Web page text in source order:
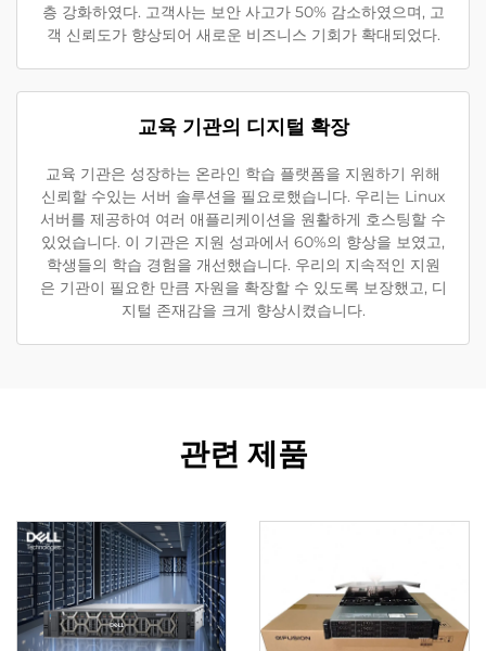
층 강화하였다. 고객사는 보안 사고가 50% 감소하였으며, 고
객 신뢰도가 향상되어 새로운 비즈니스 기회가 확대되었다.
교육 기관의 디지털 확장
교육 기관은 성장하는 온라인 학습 플랫폼을 지원하기 위해
신뢰할 수있는 서버 솔루션을 필요로했습니다. 우리는 Linux
서버를 제공하여 여러 애플리케이션을 원활하게 호스팅할 수
있었습니다. 이 기관은 지원 성과에서 60%의 향상을 보였고,
학생들의 학습 경험을 개선했습니다. 우리의 지속적인 지원
은 기관이 필요한 만큼 자원을 확장할 수 있도록 보장했고, 디
지털 존재감을 크게 향상시켰습니다.
관련 제품